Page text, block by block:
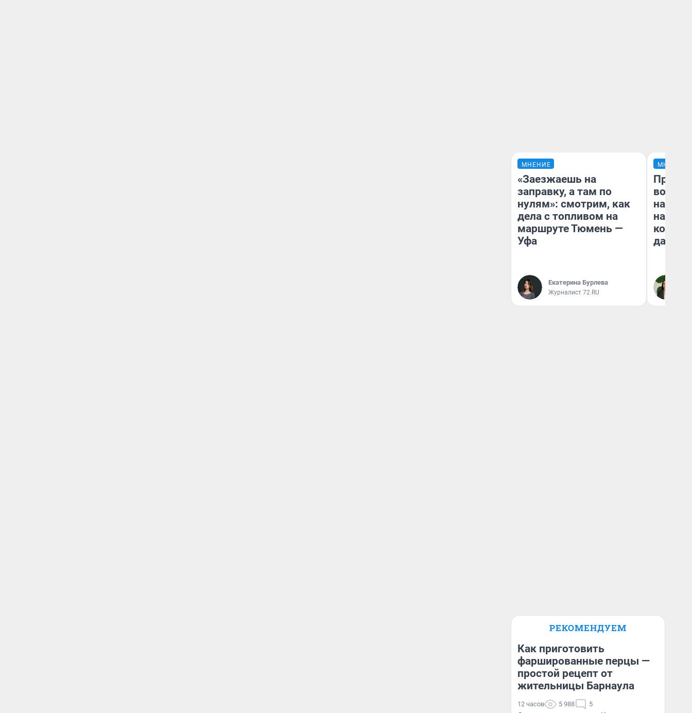
МНЕНИЕ
«Заезжаешь на
заправку, а там по
нулям»: смотрим, как
дела с топливом на
маршруте Тюмень —
Уфа
Екатерина Бурлева
Журналист 72.RU
МНЕНИЕ
нам
даже
РЕКОМЕНДУЕМ
Как приготовить
фаршированные перцы —
простой рецепт от
жительницы Барнаула
12 часов 5 988 5